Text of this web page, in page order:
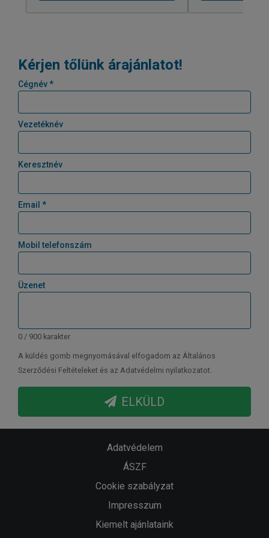
Kérjen tőlünk árajánlatot!
Cégnév *
Vezetéknév
Keresztnév
Email *
Mobil telefonszám
Üzenet
0 / 900 karakter
A küldés gomb megnyomásával elfogadom az Általános
Szerződési Feltételeket és az Adatvédelmi nyilatkozatot.
ELKÜLD
Adatvédelem
ÁSZF
Cookie szabályzat
Impresszum
Kiemelt ajánlataink